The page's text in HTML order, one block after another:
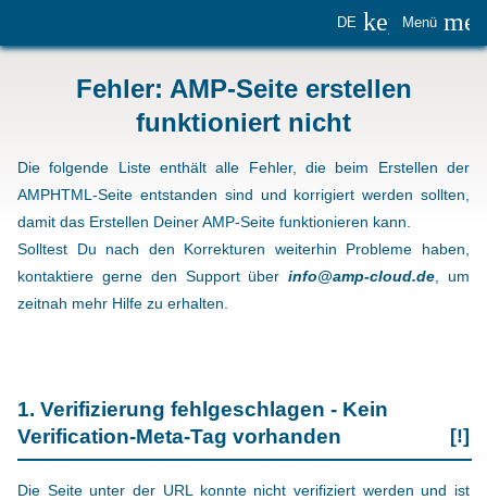
DE Menü
Fehler: AMP-Seite erstellen
funktioniert nicht
Die folgende Liste enthält alle Fehler, die beim Erstellen der
AMPHTML-Seite entstanden sind und korrigiert werden sollten,
damit das Erstellen Deiner AMP-Seite funktionieren kann.
Solltest Du nach den Korrekturen weiterhin Probleme haben,
kontaktiere gerne den Support überinfo@amp-cloud.de, um
zeitnah mehr Hilfe zu erhalten.
1. Verifizierung fehlgeschlagen - Kein
Verification-Meta-Tag vorhanden
[!]
Die Seite unter der URL konnte nicht verifiziert werden und ist